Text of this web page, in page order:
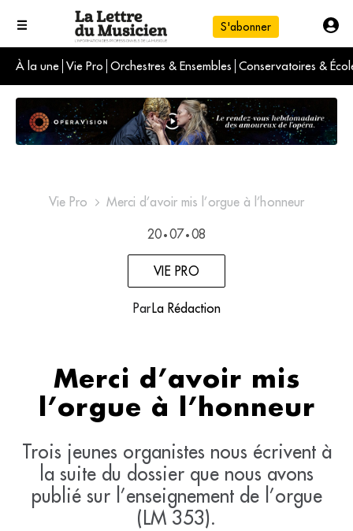
S'abonner
À la une Vie Pro Orchestres & Ensembles Conservatoires &
L'info du jour
Le numéro du mois
International
Vie Pro Merci d’avoir mis l’orgue à l’honneur
20 • 07 • 08
VIE PRO
Par La Rédaction
Merci d’avoir mis
l’orgue à l’honneur
Trois jeunes organistes nous écrivent à
la suite du dossier que nous avons
publié sur l’enseignement de l’orgue
(LM 353).